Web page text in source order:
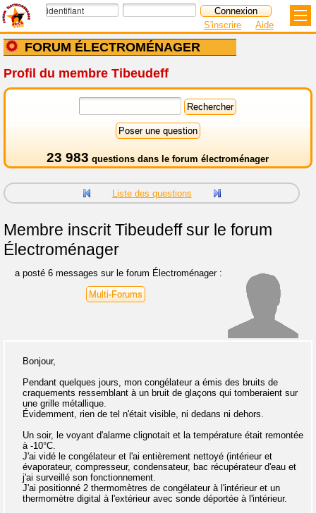
FORUM ÉLECTROMÉNAGER
S'inscrire Aide
Profil du membre Tibeudeff
23 983 questions dans le forum électroménager
Liste des questions
Membre inscritTibeudeff sur le forum
Électroménager
a posté 6 messages sur le forum Électroménager :
Multi-Forums
Bonjour,
Pendant quelques jours, mon congélateur a émis des bruits de
craquements ressemblant à un bruit de glaçons qui tomberaient sur
une grille métallique.
Évidemment, rien de tel n'était visible, ni dedans ni dehors.
Un soir, le voyant d'alarme clignotait et la température était remontée
à -10°C.
J'ai vidé le congélateur et l'ai entièrement nettoyé (intérieur et
évaporateur, compresseur, condensateur, bac récupérateur d'eau et
j'ai surveillé son fonctionnement.
J'ai positionné 2 thermomètres de congélateur à l'intérieur et un
thermomètre digital à l'extérieur avec sonde déportée à l'intérieur.